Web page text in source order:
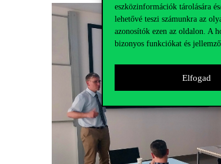
eszközinformációk tárolására
lehetővé teszi számunkra az
azonosítók ezen az oldalon. A
bizonyos funkciókat és
Elfogad